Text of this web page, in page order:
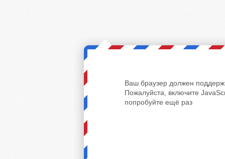
Ваш браузер должен
Пожалуйста, включите
попробуйте ещё раз